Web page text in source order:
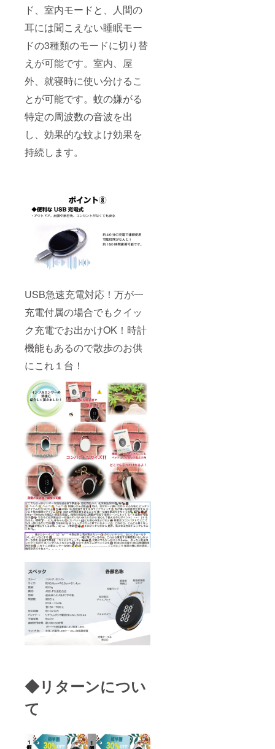
ド、室内モードと、人間の
耳には聞こえない睡眠モー
ドの3種類のモードに切り替
えが可能です。室内、屋
外、就寝時に使い分けるこ
とが可能です。蚊の嫌がる
特定の周波数の音波を出
し、効果的な蚊よけ効果を
持続します。
USB急速充電対応！万が一
充電付属の場合でもクイッ
ク充電でお出かけOK！時計
機能もあるので散歩のお供
にこれ１台！
◆リターンについ
て